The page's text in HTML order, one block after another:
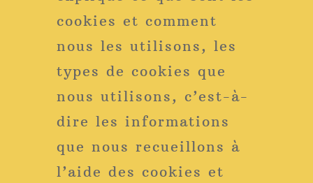
cookies et comment
nous les utilisons, les
types de cookies que
nous utilisons, c’est-à-
dire les informations
que nous recueillons à
l’aide des cookies et